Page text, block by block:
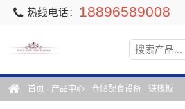
热线电话： 18896589008
首页 - 产品中心 - 仓储配套设备 - 铁栈板